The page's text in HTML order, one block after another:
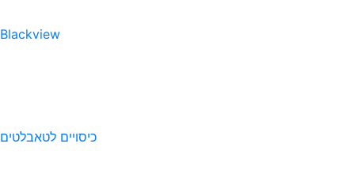
Blackview
כיסויים לטאבלטים